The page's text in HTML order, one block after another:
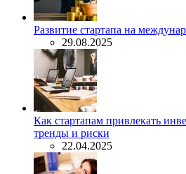
Развитие стартапа на
29.08.2025
Как стартапам привлекать
тренды и риски
22.04.2025